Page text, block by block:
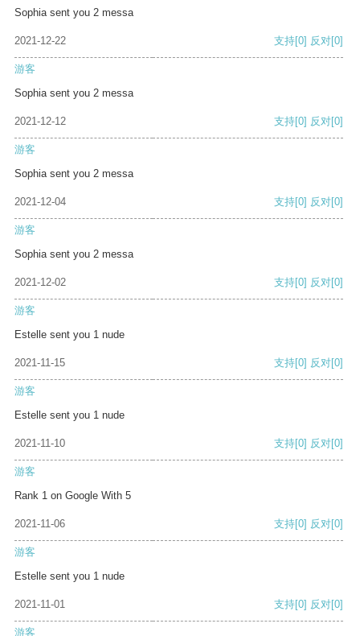
Sophia sent you 2 messa
2021-12-22 支持[0] 反对[0]
游客
Sophia sent you 2 messa
2021-12-12 支持[0] 反对[0]
游客
Sophia sent you 2 messa
2021-12-04 支持[0] 反对[0]
游客
Sophia sent you 2 messa
2021-12-02 支持[0] 反对[0]
游客
Estelle sent you 1 nude
2021-11-15 支持[0] 反对[0]
游客
Estelle sent you 1 nude
2021-11-10 支持[0] 反对[0]
游客
Rank 1 on Google With 5
2021-11-06 支持[0] 反对[0]
游客
Estelle sent you 1 nude
2021-11-01 支持[0] 反对[0]
游客